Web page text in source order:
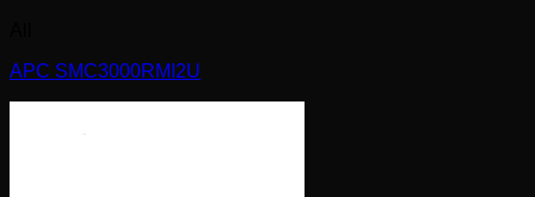
APC SMC3000RMI2U